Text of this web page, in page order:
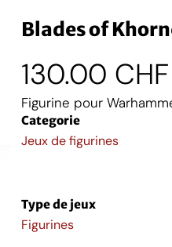
Blades of
130.00 CHF
Figurine pour
Categorie
Jeux de figurines
Type de jeux
Figurines